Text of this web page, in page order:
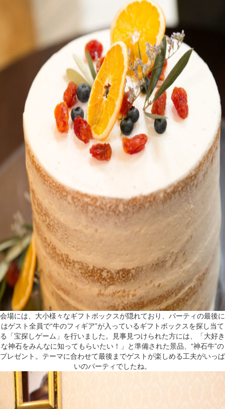
会場には、大小様々なギフトボックスが隠れており、パーティの最後に
はゲスト全員で“牛のフィギア”が入っているギフトボックスを探し当て
る「宝探しゲーム」を行いました。見事見つけられた方には、「大好き
な神石をみんなに知ってもらいたい！」と準備された景品、“神石牛”の
プレゼント。テーマに合わせて最後までゲストが楽しめる工夫がいっぱ
いのパーティでしたね。